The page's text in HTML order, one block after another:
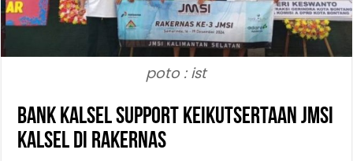
poto : ist
Bank Kalsel Support Keikutsertaan JMSI
Kalsel di Rakernas